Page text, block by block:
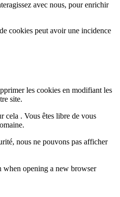
avec nous, pour enrichir
cookies peut avoir une incidence
les cookies en modifiant les
site.
cela . Vous êtes libre de vous
nous ne pouvons pas afficher
when opening a new browser